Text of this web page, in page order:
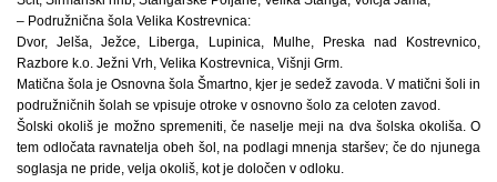
– Podružnična šola Velika Kostrevnica:
Dvor, Jelša, Ježce, Liberga, Lupinica, Mulhe, Preska nad Kostrevnico,
Razbore k.o. Ježni Vrh, Velika Kostrevnica, Višnji Grm.
Matična šola je Osnovna šola Šmartno, kjer je sedež zavoda. V matični šoli in
podružničnih šolah se vpisuje otroke v osnovno šolo za celoten zavod.
Šolski okoliš je možno spremeniti, če naselje meji na dva šolska okoliša. O
tem odločata ravnatelja obeh šol, na podlagi mnenja staršev; če do njunega
soglasja ne pride, velja okoliš, kot je določen v odloku.